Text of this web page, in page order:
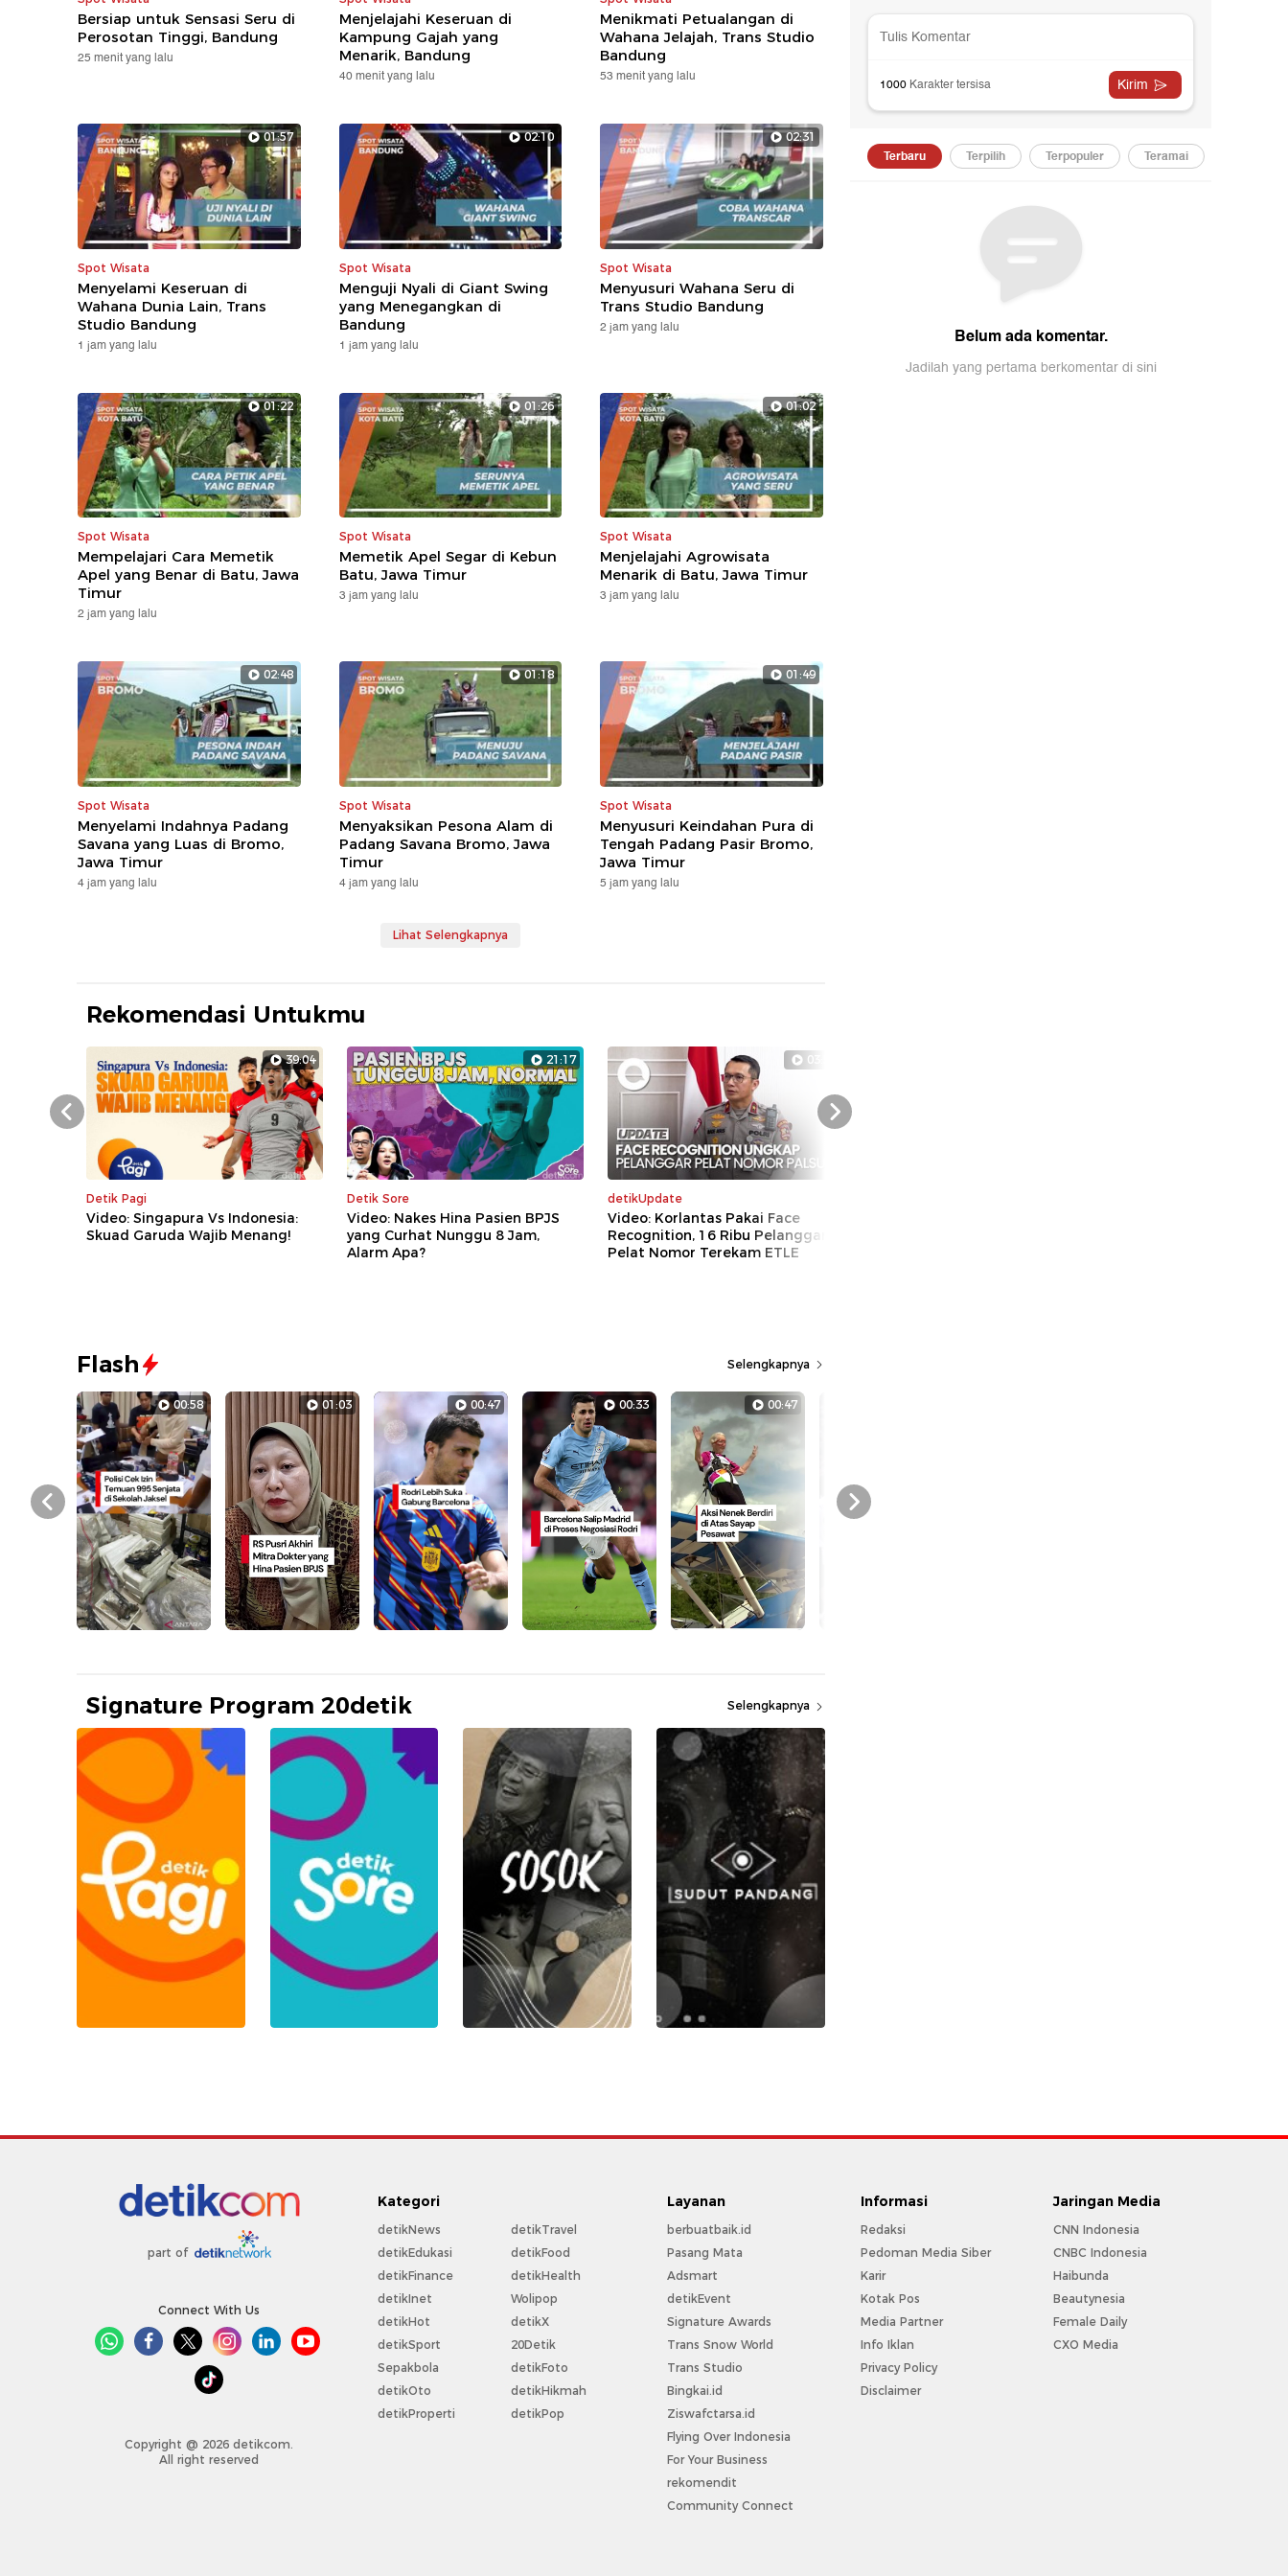
Bersiap untuk Sensasi Seru di
Perosotan Tinggi, Bandung
25 menit yang lalu
Menjelajahi Keseruan di
Kampung Gajah yang
Menarik, Bandung
40 menit yang lalu
Menikmati Petualangan di
Wahana Jelajah, Trans Studio
Bandung
53 menit yang lalu
01:57
Spot Wisata
Menyelami Keseruan di
Wahana Dunia Lain, Trans
Studio Bandung
1 jam yang lalu
02:10
Spot Wisata
Menguji Nyali di Giant Swing
yang Menegangkan di
Bandung
1 jam yang lalu
02:31
Spot Wisata
Menyusuri Wahana Seru di
Trans Studio Bandung
2 jam yang lalu
01:22
Spot Wisata
Mempelajari Cara Memetik
Apel yang Benar di Batu, Jawa
Timur
2 jam yang lalu
01:26
Spot Wisata
Memetik Apel Segar di Kebun
Batu, Jawa Timur
3 jam yang lalu
01:02
Spot Wisata
Menjelajahi Agrowisata
Menarik di Batu, Jawa Timur
3 jam yang lalu
02:48
Spot Wisata
Menyelami Indahnya Padang
Savana yang Luas di Bromo,
Jawa Timur
4 jam yang lalu
01:18
Spot Wisata
Menyaksikan Pesona Alam di
Padang Savana Bromo, Jawa
Timur
4 jam yang lalu
01:49
Spot Wisata
Menyusuri Keindahan Pura di
Tengah Padang Pasir Bromo,
Jawa Timur
5 jam yang lalu
Lihat Selengkapnya
Rekomendasi Untukmu
39:04
Detik Pagi
Video: Singapura Vs Indonesia:
Skuad Garuda Wajib Menang!
21:17
Detik Sore
Video: Nakes Hina Pasien BPJS
yang Curhat Nunggu 8 Jam,
Alarm Apa?
03:52
detikUpdate
Video: Korlantas Pakai Face
Recognition, 16 Ribu Pelanggaran
Pelat Nomor Terekam ETLE
Prev Next
Flash Selengkapnya
00:58 01:03 00:47 00:33 00:47
Prev Next
Signature Program 20detik Selengkapnya
part of
Connect With Us
Copyright @ 2026 detikcom.
All right reserved
Kategori
detikNews
detikEdukasi
detikFinance
detikInet
detikHot
detikSport
Sepakbola
detikOto
detikProperti
detikTravel
detikFood
detikHealth
Wolipop
detikX
20Detik
detikFoto
detikHikmah
detikPop
Layanan
berbuatbaik.id
Pasang Mata
Adsmart
detikEvent
Signature Awards
Trans Snow World
Trans Studio
Bingkai.id
Ziswafctarsa.id
Flying Over Indonesia
For Your Business
rekomendit
Community Connect
Informasi
Redaksi
Pedoman Media Siber
Karir
Kotak Pos
Media Partner
Info Iklan
Privacy Policy
Disclaimer
Jaringan Media
CNN Indonesia
CNBC Indonesia
Haibunda
Beautynesia
Female Daily
CXO Media